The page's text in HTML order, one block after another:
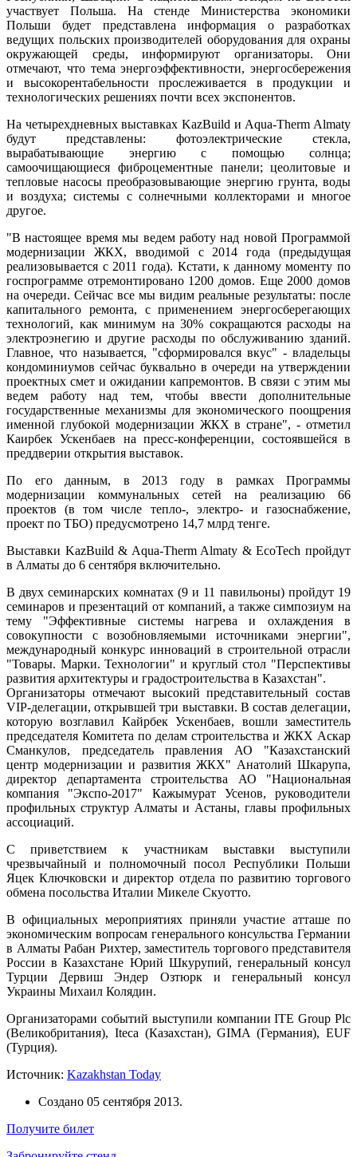
участвует Польша. На стенде Министерства экономики
Польши будет представлена информация о разработках
ведущих польских производителей оборудования для охраны
окружающей среды, информируют организаторы. Они
отмечают, что тема энергоэффективности, энергосбережения
и высокорентабельности прослеживается в продукции и
технологических решениях почти всех экспонентов.
На четырехдневных выставках KazBuild и Aqua-Therm Almaty
будут представлены: фотоэлектрические стекла,
вырабатывающие энергию с помощью солнца;
самоочищающиеся фиброцементные панели; цеолитовые и
тепловые насосы преобразовывающие энергию грунта, воды
и воздуха; системы с солнечными коллекторами и многое
другое.
"В настоящее время мы ведем работу над новой Программой
модернизации ЖКХ, вводимой с 2014 года (предыдущая
реализовывается с 2011 года). Кстати, к данному моменту по
госпрограмме отремонтировано 1200 домов. Еще 2000 домов
на очереди. Сейчас все мы видим реальные результаты: после
капитального ремонта, с применением энергосберегающих
технологий, как минимум на 30% сокращаются расходы на
электроэнегию и другие расходы по обслуживанию зданий.
Главное, что называется, "сформировался вкус" - владельцы
кондоминиумов сейчас буквально в очереди на утверждении
проектных смет и ожидании капремонтов. В связи с этим мы
ведем работу над тем, чтобы ввести дополнительные
государственные механизмы для экономического поощрения
именной глубокой модернизации ЖКХ в стране", - отметил
Каирбек Ускенбаев на пресс-конференции, состоявшейся в
преддверии открытия выставок.
По его данным, в 2013 году в рамках Программы
модернизации коммунальных сетей на реализацию 66
проектов (в том числе тепло-, электро- и газоснабжение,
проект по ТБО) предусмотрено 14,7 млрд тенге.
Выставки KazBuild & Aqua-Therm Almaty & EcoTech пройдут
в Алматы до 6 сентября включительно.
В двух семинарских комнатах (9 и 11 павильоны) пройдут 19
семинаров и презентаций от компаний, а также симпозиум на
тему "Эффективные системы нагрева и охлаждения в
совокупности с возобновляемыми источниками энергии",
международный конкурс инноваций в строительной отрасли
"Товары. Марки. Технологии" и круглый стол "Перспективы
развития архитектуры и градостроительства в Казахстан".
Организаторы отмечают высокий представительный состав
VIP-делегации, открывшей три выставки. В состав делегации,
которую возглавил Кайрбек Ускенбаев, вошли заместитель
председателя Комитета по делам строительства и ЖКХ Аскар
Сманкулов, председатель правления АО "Казахстанский
центр модернизации и развития ЖКХ" Анатолий Шкарупа,
директор департамента строительства АО "Национальная
компания "Экспо-2017" Кажымурат Усенов, руководители
профильных структур Алматы и Астаны, главы профильных
ассоциаций.
С приветствием к участникам выставки выступили
чрезвычайный и полномочный посол Республики Польши
Яцек Ключковски и директор отдела по развитию торгового
обмена посольства Италии Микеле Скуотто.
В официальных мероприятиях приняли участие атташе по
экономическим вопросам генерального консульства Германии
в Алматы Рабан Рихтер, заместитель торгового представителя
России в Казахстане Юрий Шкурупий, генеральный консул
Турции Дервиш Эндер Озтюрк и генеральный консул
Украины Михаил Колядин.
Организаторами событий выступили компании ITE Group Plc
(Великобритания), Iteca (Казахстан), GIMA (Германия), EUF
(Турция).
Источник: Kazakhstan Today
Создано 05 сентября 2013.
Получите билет